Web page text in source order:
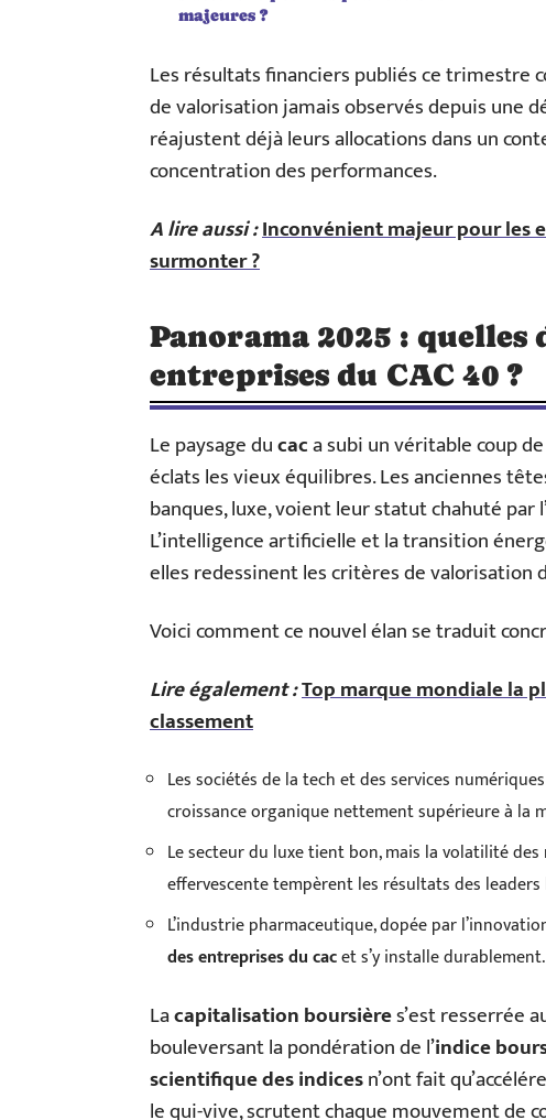
majeures ?
Les résultats financiers publiés ce trimestre
de valorisation jamais observés depuis une
réajustent déjà leurs allocations dans un
concentration des performances.
A lire aussi :Inconvénient majeur pour les
surmonter ?
Panorama 2025 :
entreprises du CAC 40 ?
Le paysage ducaca subi un véritable coup
éclats les vieux équilibres. Les anciennes
banques, luxe, voient leur statut chahuté
L’intelligence artificielle et la transition
elles redessinent les critères de valorisation
Voici comment ce nouvel élan se traduit
Lire également :Top marque mondiale la
classement
Les sociétés de la tech et des services
croissance organique nettement supérieure à la
Le secteur du luxe tient bon, mais la volatilité
effervescente tempèrent les résultats des
L’industrie pharmaceutique, dopée par
des entreprises du cacet s’y installe durablement.
Lacapitalisation boursières’est resserrée
bouleversant la pondération de l’indice
scientifique des indicesn’ont fait
le qui-vive, scrutent chaque mouvement de